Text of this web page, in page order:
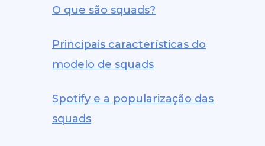
O que são squads?
Principais características do
modelo de squads
Spotify e a popularização das
squads